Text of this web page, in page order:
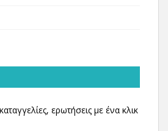
ερωτήσεις με ένα κλικ